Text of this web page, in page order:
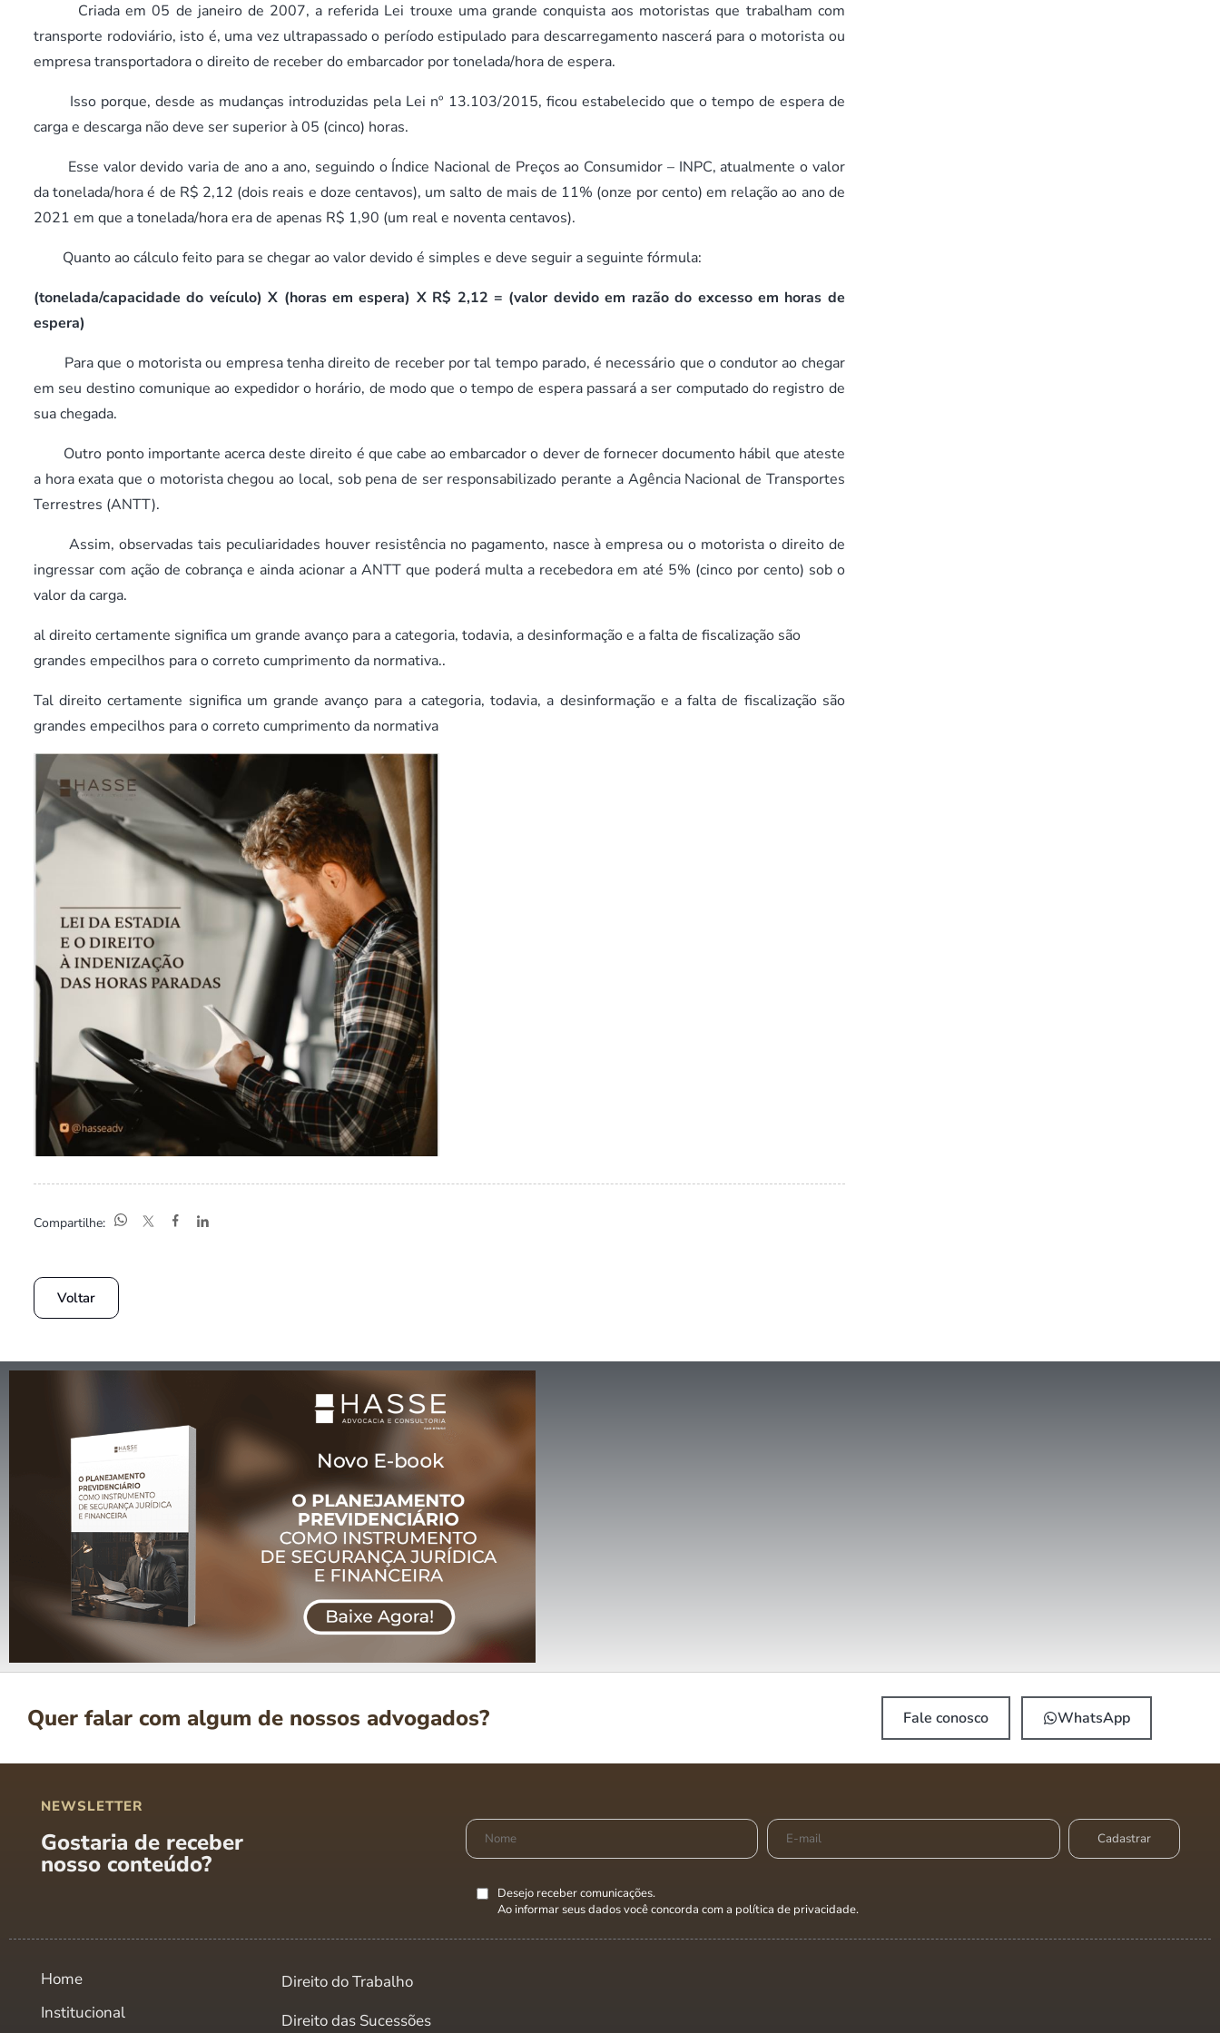
Criada em 05 de janeiro de 2007, a referida Lei trouxe uma grande conquista aos motoristas que trabalham com
transporte rodoviário, isto é, uma vez ultrapassado o período estipulado para descarregamento nascerá para o motorista ou
empresa transportadora o direito de receber do embarcador por tonelada/hora de espera.
Isso porque, desde as mudanças introduzidas pela Lei nº 13.103/2015, ficou estabelecido que o tempo de espera de
carga e descarga não deve ser superior à 05 (cinco) horas.
Esse valor devido varia de ano a ano, seguindo o Índice Nacional de Preços ao Consumidor – INPC, atualmente o valor
da tonelada/hora é de R$ 2,12 (dois reais e doze centavos), um salto de mais de 11% (onze por cento) em relação ao ano de
2021 em que a tonelada/hora era de apenas R$ 1,90 (um real e noventa centavos).
Quanto ao cálculo feito para se chegar ao valor devido é simples e deve seguir a seguinte fórmula:
(tonelada/capacidade do veículo) X (horas em espera) X R$ 2,12 = (valor devido em razão do excesso em horas de
espera)
Para que o motorista ou empresa tenha direito de receber por tal tempo parado, é necessário que o condutor ao chegar
em seu destino comunique ao expedidor o horário, de modo que o tempo de espera passará a ser computado do registro de
sua chegada.
Outro ponto importante acerca deste direito é que cabe ao embarcador o dever de fornecer documento hábil que ateste
a hora exata que o motorista chegou ao local, sob pena de ser responsabilizado perante a Agência Nacional de Transportes
Terrestres (ANTT).
Assim, observadas tais peculiaridades houver resistência no pagamento, nasce à empresa ou o motorista o direito de
ingressar com ação de cobrança e ainda acionar a ANTT que poderá multa a recebedora em até 5% (cinco por cento) sob o
valor da carga.
al direito certamente significa um grande avanço para a categoria, todavia, a desinformação e a falta de fiscalização são
grandes empecilhos para o correto cumprimento da normativa..
Tal direito certamente significa um grande avanço para a categoria, todavia, a desinformação e a falta de fiscalização são
grandes empecilhos para o correto cumprimento da normativa
Compartilhe:
Voltar
Quer falar com algum de nossos advogados? Fale conosco WhatsApp
NEWSLETTER
Gostaria de receber
nosso conteúdo?
Desejo receber comunicações.
Ao informar seus dados você concorda com a política de privacidade.
Home
Institucional
Direito do Trabalho
Direito das Sucessões